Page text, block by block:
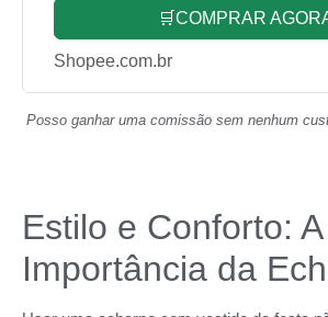
🛒COMPRAR
Shopee.com.br
Posso ganhar uma comissão sem nenhum
Estilo e Conforto: A
Importância da